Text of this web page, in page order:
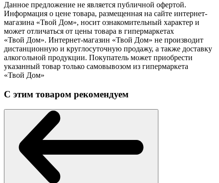
Данное предложение не является публичной офертой.
Информация о цене товара, размещенная на сайте интернет-
магазина «Твой Дом», носит ознакомительный характер и
может отличаться от цены товара в гипермаркетах
«Твой Дом». Интернет-магазин «Твой Дом» не производит
дистанционную и круглосуточную продажу, а также доставку
алкогольной продукции. Покупатель может приобрести
указанный товар только самовывозом из гипермаркета
«Твой Дом»
С этим товаром рекомендуем